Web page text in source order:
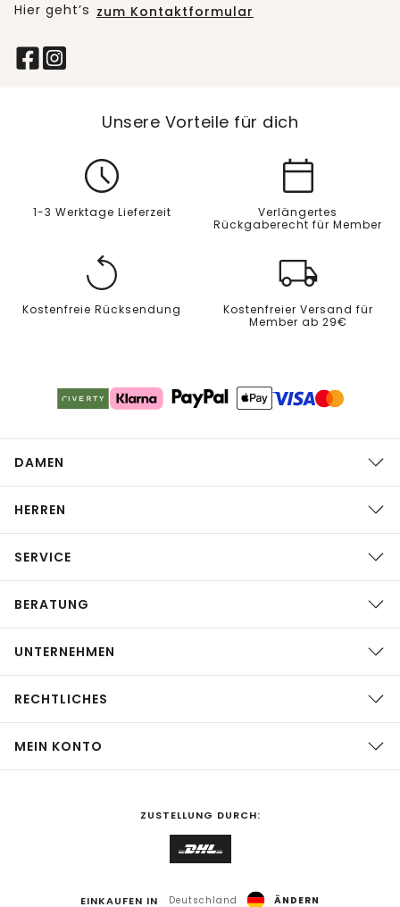
Hier geht’s zum Kontaktformular
Unsere Vorteile für dich
1-3 Werktage Lieferzeit
Verlängertes
Rückgaberecht für Member
Kostenfreie Rücksendung
Kostenfreier Versand für
Member ab 29€
DAMEN
HERREN
SERVICE
BERATUNG
UNTERNEHMEN
RECHTLICHES
MEIN KONTO
ZUSTELLUNG DURCH:
EINKAUFEN IN Deutschland ÄNDERN